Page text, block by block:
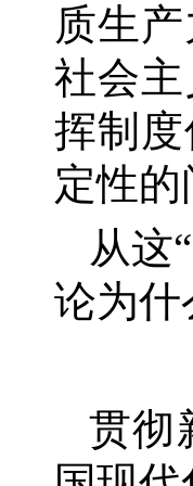
质生
社会
挥制
定性
从这
论为什
贯彻